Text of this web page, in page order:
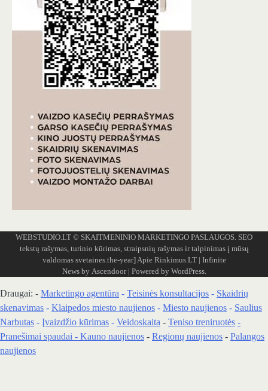
WEBSTUDIO.LT © SKAITMENINIO MARKETINGO PASLAUGOS. SEO
tekstų rašymas, turinio kūrimas, straipsnių rašymas ir talpinimas į mūsų
valdomas svetaines.the-year]Apie Rinkimus.LT| Infinite
News by Ascendoor| Powered by WordPress.
Draugai: - Marketingo agentūra - Teisinės konsultacijos - Skaidrių
skenavimas - Klaipedos miesto naujienos - Miesto naujienos - Saulius
Narbutas - Įvaizdžio kūrimas - Veidoskaita - Teniso treniruotės -
Pranešimai spaudai - Kauno naujienos - Regionų naujienos - Palangos
naujienos